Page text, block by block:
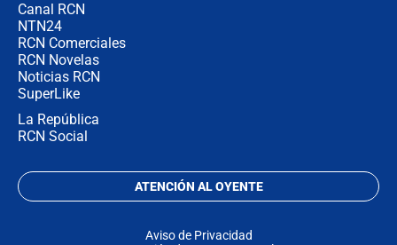
Canal RCN
NTN24
RCN Comerciales
RCN Novelas
Noticias RCN
SuperLike
La República
RCN Social
ATENCIÓN AL OYENTE
Aviso de Privacidad